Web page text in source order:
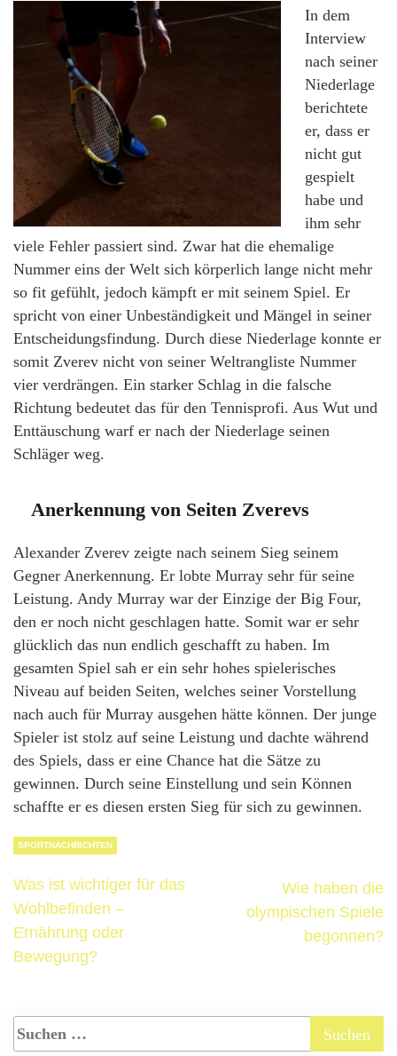
In dem
Interview
nach seiner
Niederlage
berichtete
er, dass er
nicht gut
gespielt
habe und
ihm sehr
viele Fehler passiert sind. Zwar hat die ehemalige
Nummer eins der Welt sich körperlich lange nicht mehr
so fit gefühlt, jedoch kämpft er mit seinem Spiel. Er
spricht von einer Unbeständigkeit und Mängel in seiner
Entscheidungsfindung. Durch diese Niederlage konnte er
somit Zverev nicht von seiner Weltrangliste Nummer
vier verdrängen. Ein starker Schlag in die falsche
Richtung bedeutet das für den Tennisprofi. Aus Wut und
Enttäuschung warf er nach der Niederlage seinen
Schläger weg.
Anerkennung von Seiten Zverevs
Alexander Zverev zeigte nach seinem Sieg seinem
Gegner Anerkennung. Er lobte Murray sehr für seine
Leistung. Andy Murray war der Einzige der Big Four,
den er noch nicht geschlagen hatte. Somit war er sehr
glücklich das nun endlich geschafft zu haben. Im
gesamten Spiel sah er ein sehr hohes spielerisches
Niveau auf beiden Seiten, welches seiner Vorstellung
nach auch für Murray ausgehen hätte können. Der junge
Spieler ist stolz auf seine Leistung und dachte während
des Spiels, dass er eine Chance hat die Sätze zu
gewinnen. Durch seine Einstellung und sein Können
schaffte er es diesen ersten Sieg für sich zu gewinnen.
SPORTNACHRICHTEN
Was ist wichtiger für das
Wohlbefinden –
Ernährung oder
Bewegung?
Wie haben die
olympischen Spiele
begonnen?